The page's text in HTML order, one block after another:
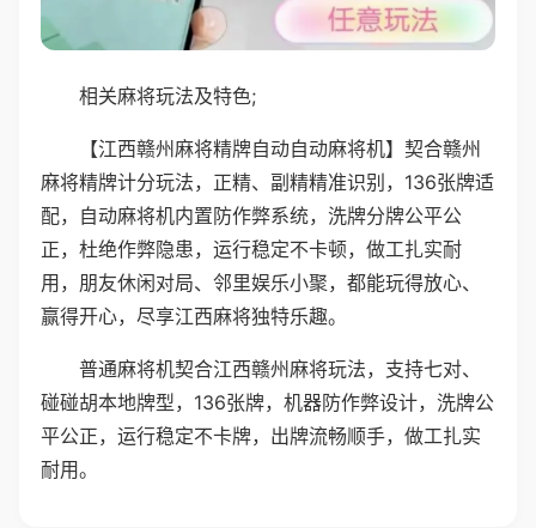
相关麻将玩法及特色;
【江西赣州麻将精牌自动自动麻将机】契合赣州
麻将精牌计分玩法，正精、副精精准识别，136张牌适
配，自动麻将机内置防作弊系统，洗牌分牌公平公
正，杜绝作弊隐患，运行稳定不卡顿，做工扎实耐
用，朋友休闲对局、邻里娱乐小聚，都能玩得放心、
赢得开心，尽享江西麻将独特乐趣。
普通麻将机契合江西赣州麻将玩法，支持七对、
碰碰胡本地牌型，136张牌，机器防作弊设计，洗牌公
平公正，运行稳定不卡牌，出牌流畅顺手，做工扎实
耐用。